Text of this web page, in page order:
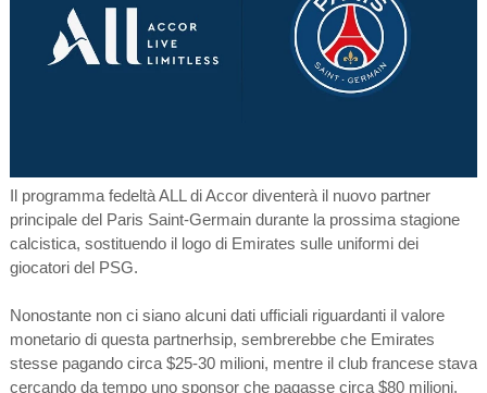
Il programma fedeltà ALL di Accor diventerà il nuovo partner
principale del Paris Saint-Germain durante la prossima stagione
calcistica, sostituendo il logo di Emirates sulle uniformi dei
giocatori del PSG.
Nonostante non ci siano alcuni dati ufficiali riguardanti il valore
monetario di questa partnerhsip, sembrerebbe che Emirates
stesse pagando circa $25-30 milioni, mentre il club francese stava
cercando da tempo uno sponsor che pagasse circa $80 milioni,